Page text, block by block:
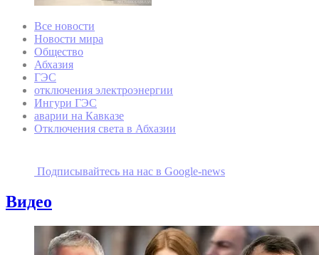
Все новости
Новости мира
Общество
Абхазия
ГЭС
отключения электроэнергии
Ингури ГЭС
аварии на Кавказе
Отключения света в Абхазии
Подписывайтесь на наc в Google-news
Видео